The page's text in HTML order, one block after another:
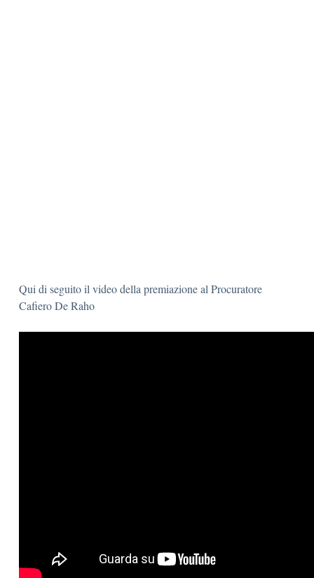
Qui di seguito il video della premiazione al Procuratore
Cafiero De Raho